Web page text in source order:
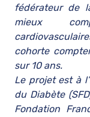
fédérateur de
mieux
cohorte
sur 10 ans.
Le projet est à
du Diabète
Fondation